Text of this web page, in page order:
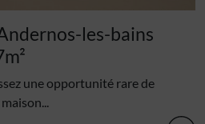
les-bains
une opportunité rare de